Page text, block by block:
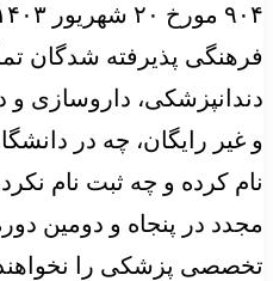
فرهنگی پذیرفته شدگان
دندانپزشکی، داروسازی و
و غیر رایگان، چه در
نام کرده و چه ثبت نام
مجدد در پنجاه و دومین
تخصصی پزشکی را